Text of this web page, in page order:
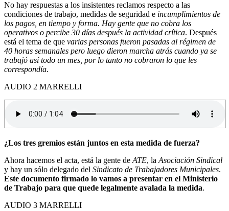
No hay respuestas a los insistentes reclamos respecto a las
condiciones de trabajo, medidas de seguridad e incumplimientos de
los pagos, en tiempo y forma. Hay gente que no cobra los
operativos o percibe 30 días después la actividad crítica. Después
está el tema de que varias personas fueron pasadas al régimen de
40 horas semanales pero luego dieron marcha atrás cuando ya se
trabajó así todo un mes, por lo tanto no cobraron lo que les
correspondía.
AUDIO 2 MARRELLI
¿Los tres gremios están juntos en esta medida de fuerza?
Ahora hacemos el acta, está la gente de ATE, la Asociación Sindical
y hay un sólo delegado del Sindicato de Trabajadores Municipales.
Este documento firmado lo vamos a presentar en el Ministerio
de Trabajo para que quede legalmente avalada la medida.
AUDIO 3 MARRELLI